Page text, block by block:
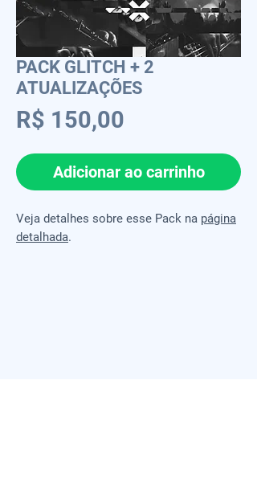
PACK GLITCH + 2
ATUALIZAÇÕES
R$ 150,00
Adicionar ao carrinho
Veja detalhes sobre esse Pack na página
detalhada.